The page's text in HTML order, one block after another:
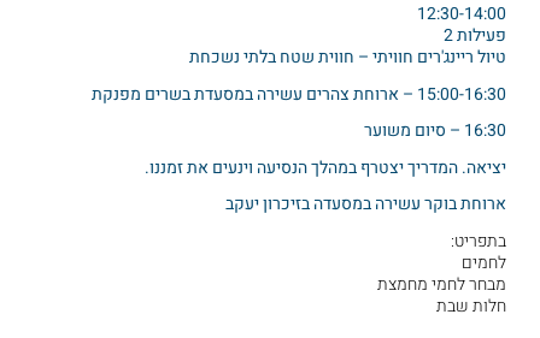
12:30-14:00
פעילות 2
טיול ריינג'רים חוויתי – חווית שטח בלתי נשכחת
15:00-16:30 – ארוחת צהרים עשירה במסעדת בשרים מפנקת
16:30 – סיום משוער
יציאה. המדריך יצטרף במהלך הנסיעה וינעים את זמננו.
ארוחת בוקר עשירה במסעדה בזיכרון יעקב
בתפריט:
לחמים
מבחר לחמי מחמצת
חלות שבת